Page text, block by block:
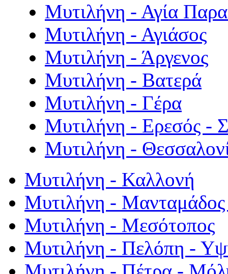
Μυτιλήνη - Αγία
Μυτιλήνη - Αγιάσος
Μυτιλήνη - Άργενος
Μυτιλήνη - Βατερά
Μυτιλήνη - Γέρα
Μυτιλήνη - Ερεσός -
Μυτιλήνη -
Μυτιλήνη - Καλλονή
Μυτιλήνη - Μανταμάδος
Μυτιλήνη - Μεσότοπος
Μυτιλήνη - Πελόπη -